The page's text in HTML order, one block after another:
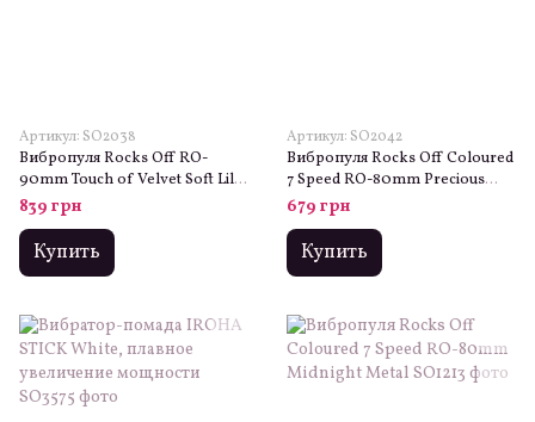
Артикул: SO2038
Вибропуля Rocks Off RO-
90mm Touch of Velvet Soft Lilac
матовая
839 грн
Купить
Артикул: SO2042
Вибропуля Rocks Off Coloured
7 Speed RO-80mm Precious
Golden Passion
679 грн
Купить